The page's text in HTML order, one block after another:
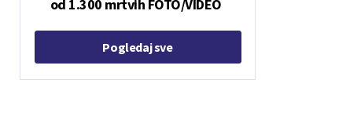
od 1.300 mrtvih FOTO/VIDEO
Pogledaj sve